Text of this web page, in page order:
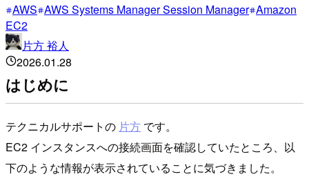
AWS AWS Systems Manager Session Manager Amazon
EC2
片方 裕人
2026.01.28
はじめに
テクニカルサポートの 片方 です。
EC2 インスタンスへの接続画面を確認していたところ、以
下のような情報が表示されていることに気づきました。